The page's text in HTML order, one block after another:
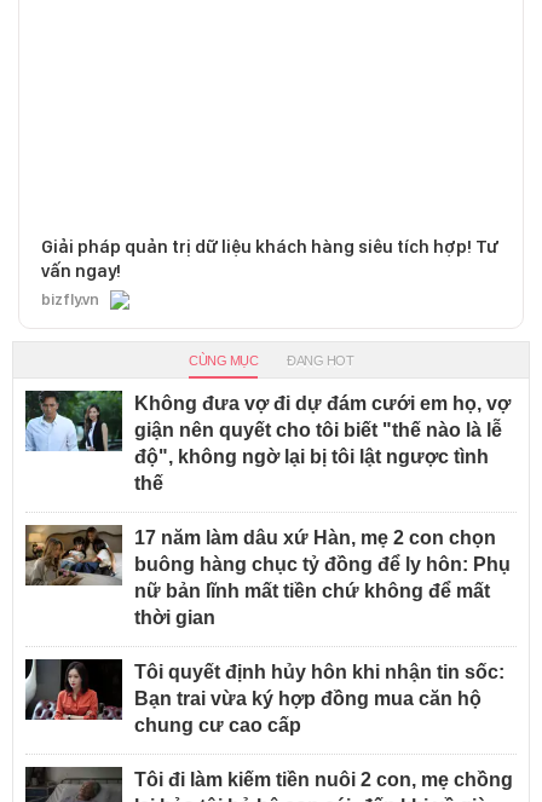
Giải pháp quản trị dữ liệu khách hàng siêu tích hợp! Tư
vấn ngay!
bizfly.vn
CÙNG MỤC ĐANG HOT
Không đưa vợ đi dự đám cưới em họ, vợ
giận nên quyết cho tôi biết "thế nào là lễ
độ", không ngờ lại bị tôi lật ngược tình
thế
17 năm làm dâu xứ Hàn, mẹ 2 con chọn
buông hàng chục tỷ đồng để ly hôn: Phụ
nữ bản lĩnh mất tiền chứ không để mất
thời gian
Tôi quyết định hủy hôn khi nhận tin sốc:
Bạn trai vừa ký hợp đồng mua căn hộ
chung cư cao cấp
Tôi đi làm kiếm tiền nuôi 2 con, mẹ chồng